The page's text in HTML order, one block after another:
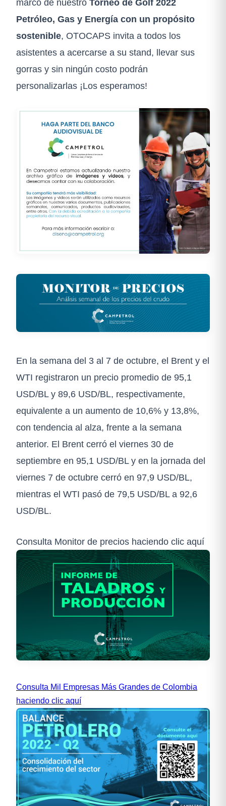
marco de nuestro Torneo de Golf 2022
Petróleo, Gas y Energía con un propósito
sostenible, OTOCAPS invita a todos los
asistentes a acercarse a su stand, llevar sus
gorras y sin ningún costo podrán
personalizarlas ¡Los esperamos!
En la semana del 3 al 7 de octubre, el Brent y el
WTI registraron un precio promedio de 95,1
USD/BL y 89,6 USD/BL, respectivamente,
equivalente a un aumento de 10,6% y 13,8%,
con tendencia al alza, frente a la semana
anterior. El Brent cerró el viernes 30 de
septiembre en 95,1 USD/BL y en la jornada del
viernes 7 de octubre cerró en 97,9 USD/BL,
mientras el WTI pasó de 79,5 USD/BL a 92,6
USD/BL.
Consulta Monitor de precios haciendo clic aquí
Consulta Mil Empresas Más Grandes de Colombia
haciendo clic aquí